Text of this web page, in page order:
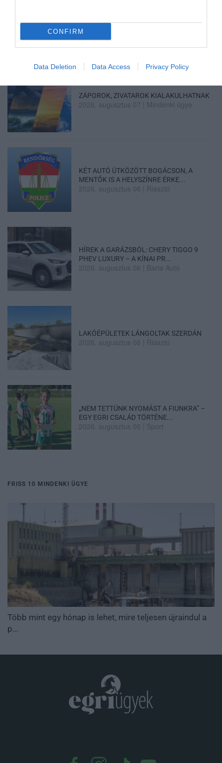
CONFIRM
Data Deletion Data Access Privacy Policy
ÉS VÉDETT HALAKAT MENTETT...
2026. augusztus 07
ZÁPOROK, ZIVATAROK KIALAKULHATNAK
2026. augusztus 07 Mindenki ügye
KÉT AUTÓ ÜTKÖZÖTT BOGÁCSON, A
MENTŐK IS A HELYSZÍNRE ÉRKE...
2026. augusztus 06 Riasztó
HÍREK A GARÁZSBÓL: CHERY TIGGO 9
PHEV LUXURY – A KÍNAI PR...
2026. augusztus 06 Barta Autó
LAKÓÉPÜLETEK LÁNGOLTAK SZERDÁN
2026. augusztus 06 Riasztó
„NEM TETTÜNK NYOMÁST A FIUNKRA” –
EGY EGRI CSALÁD TÖRTÉNE...
2026. augusztus 06 Sport
FRISS 10 MINDENKI ÜGYE
Több mint egy hónap is lehet, mire teljesen újraindul a
p...